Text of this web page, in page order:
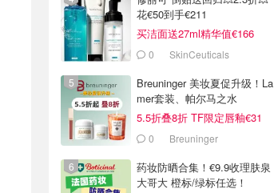
花€50到手€211
买洁面送27ml精华值€166
0 SkinCeuticals
Breuninger 美妆夏促升级！La
mer套装、帕尔马之水
5.5折叠8折 TF限定唇釉€31
0 Breuninger
药妆防晒合集！€9.9收理肤泉
大哥大 橙标/绿标任选！